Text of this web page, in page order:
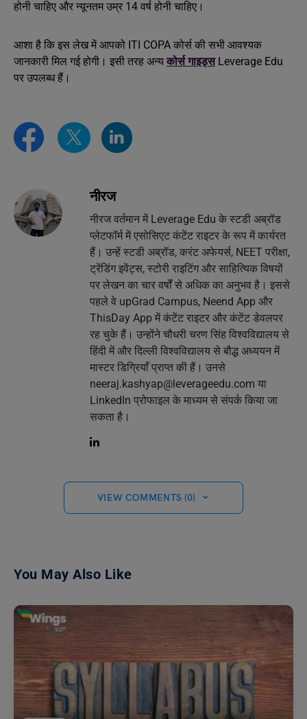
होनी चाहिए और न्यूनतम उम्र 14 वर्ष होनी चाहिए।
आशा है कि इस लेख में आपको ITI COPA कोर्स की सभी आवश्यक
जानकारी मिल गई होगी। इसी तरह अन्य कोर्स गाइड्सLeverage Edu
पर उपलब्ध हैं।
नीरज
नीरज वर्तमान में Leverage Edu के स्टडी अब्रॉड
प्लेटफॉर्म में एसोसिएट कंटेंट राइटर के रूप में कार्यरत
हैं। उन्हें स्टडी अब्रॉड, करंट अफेयर्स, NEET परीक्षा,
ट्रेंडिंग इवेंट्स, स्टोरी राइटिंग और साहित्यिक विषयों
पर लेखन का चार वर्षों से अधिक का अनुभव है। इससे
पहले वे upGrad Campus, Neend App और
ThisDay App में कंटेंट राइटर और कंटेंट डेवलपर
रह चुके हैं। उन्होंने चौधरी चरण सिंह विश्वविद्यालय से
हिंदी में और दिल्ली विश्वविद्यालय से बौद्ध अध्ययन में
मास्टर डिग्रियाँ प्राप्त की हैं। उनसे
neeraj.kashyap@leverageedu.com या
LinkedIn प्रोफाइल के माध्यम से संपर्क किया जा
सकता है।
VIEW COMMENTS (0)
You May Also Like